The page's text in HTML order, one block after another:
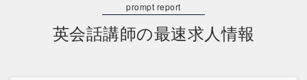
英会話講師の最速求人情報